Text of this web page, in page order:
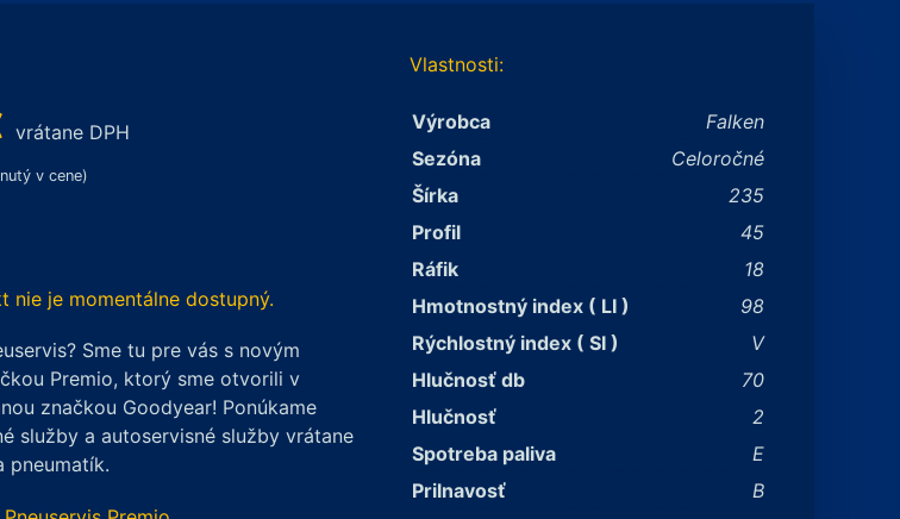
vrátane DPH
v cene)
nie je momentálne dostupný.
Sme tu pre vás s novým
Premio, ktorý sme otvorili v
značkou Goodyear! Ponúkame
služby a autoservisné služby vrátane
pneumatík.
Vlastnosti:
Výrobca
Falken
Sezóna
Celoročné
Šírka
235
Profil
45
Ráfik
18
Hmotnostný index ( LI )
98
Rýchlostný index ( SI )
V
Hlučnosť db
70
Hlučnosť
2
Spotreba paliva
E
Prilnavosť
B